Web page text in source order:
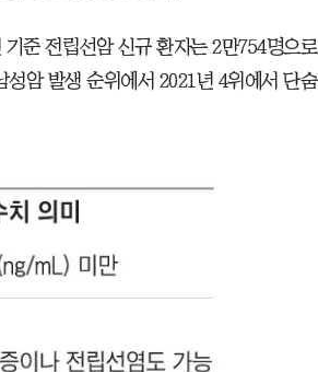
준 전립선암 신규 환자는 2만754명으로
암 발생 순위에서 2021년 4위에서 단숨